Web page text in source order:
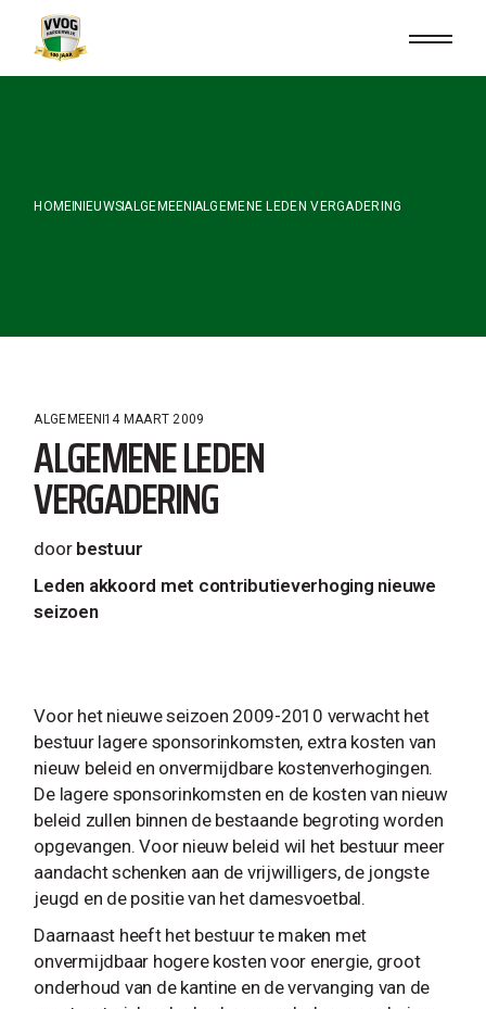
content
HOME NIEUWSALGEMEEN ALGEMENE LEDEN VERGADERING
ALGEMEEN 14 MAART 2009
ALGEMENE LEDEN
VERGADERING
door bestuur
Leden akkoord met contributieverhoging nieuwe
seizoen
Voor het nieuwe seizoen 2009-2010 verwacht het
bestuur lagere sponsorinkomsten, extra kosten van
nieuw beleid en onvermijdbare kostenverhogingen.
De lagere sponsorinkomsten en de kosten van nieuw
beleid zullen binnen de bestaande begroting worden
opgevangen. Voor nieuw beleid wil het bestuur meer
aandacht schenken aan de vrijwilligers, de jongste
jeugd en de positie van het damesvoetbal.
Daarnaast heeft het bestuur te maken met
onvermijdbaar hogere kosten voor energie, groot
onderhoud van de kantine en de vervanging van de